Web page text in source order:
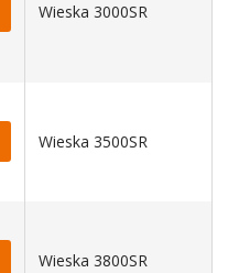
Wieska 3000SR
Wieska 3500SR
Wieska 3800SR